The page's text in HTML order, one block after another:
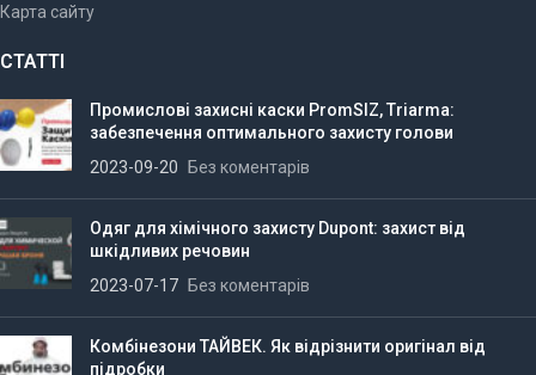
Карта сайту
СТАТТІ
Промислові захисні каски PromSIZ, Triarma:
забезпечення оптимального захисту голови
2023-09-20
Без коментарів
Одяг для хімічного захисту Dupont: захист від
шкідливих речовин
2023-07-17
Без коментарів
Комбінезони ТАЙВЕК. Як відрізнити оригінал від
підробки